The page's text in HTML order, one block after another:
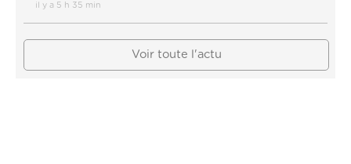
il y a 5 h 35 min
Voir toute l'actu